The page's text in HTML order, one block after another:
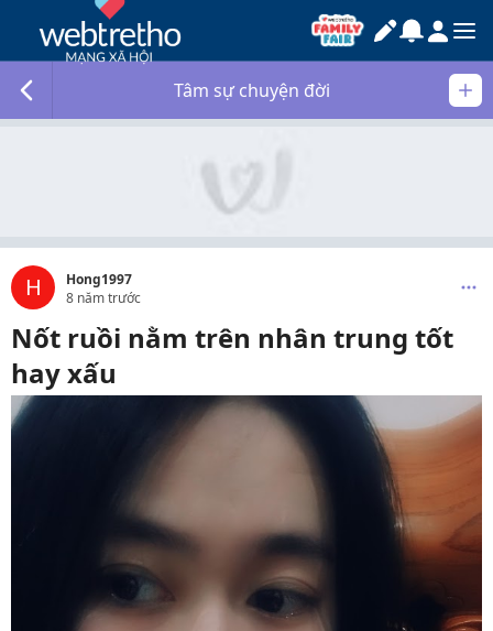
Tâm sự chuyện đời
H
Hong1997
8 năm trước
Nốt ruồi nằm trên nhân trung tốt
hay xấu